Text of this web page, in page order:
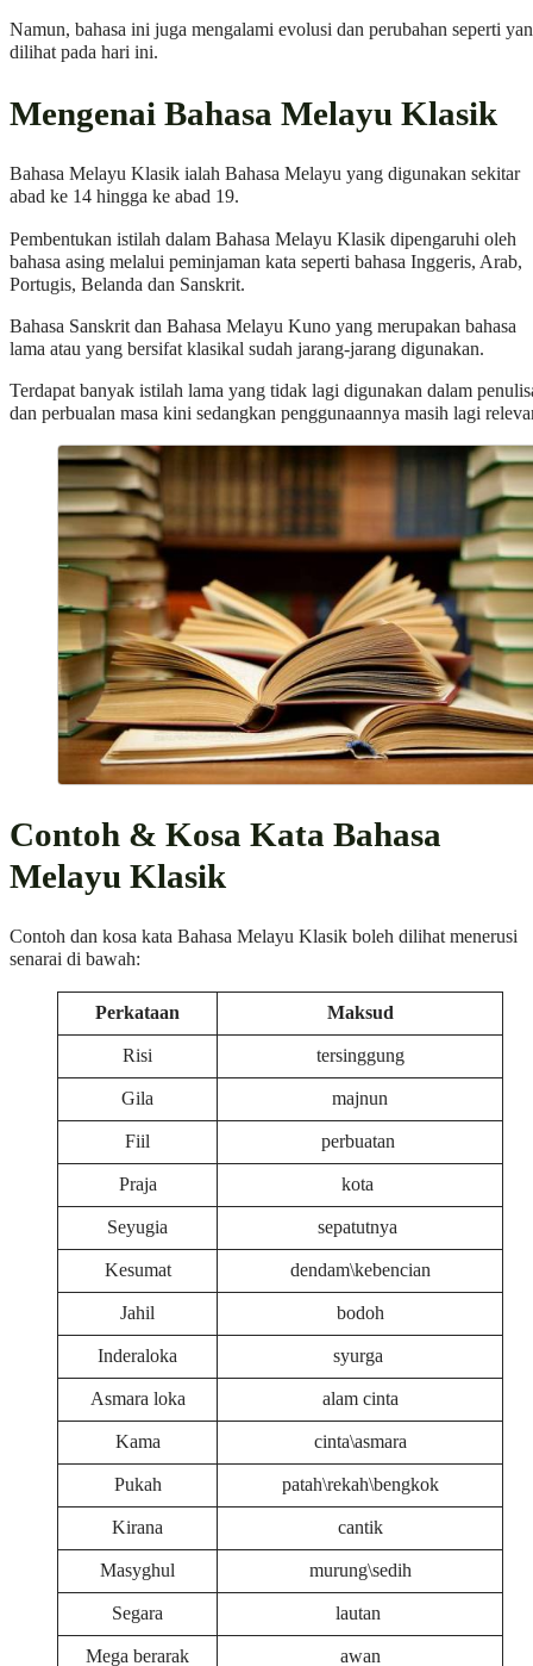
Namun, bahasa ini juga mengalami evolusi dan perubahan seperti
dilihat pada hari ini.
Mengenai Bahasa Melayu Klasik
Bahasa Melayu Klasik ialah Bahasa Melayu yang digunakan sekitar
abad ke 14 hingga ke abad 19.
Pembentukan istilah dalam Bahasa Melayu Klasik dipengaruhi oleh
bahasa asing melalui peminjaman kata seperti bahasa Inggeris, Arab,
Portugis, Belanda dan Sanskrit.
Bahasa Sanskrit dan Bahasa Melayu Kuno yang merupakan bahasa
lama atau yang bersifat klasikal sudah jarang-jarang digunakan.
Terdapat banyak istilah lama yang tidak lagi digunakan dalam
dan perbualan masa kini sedangkan penggunaannya masih lagi
Contoh & Kosa Kata Bahasa
Melayu Klasik
Contoh dan kosa kata Bahasa Melayu Klasik boleh dilihat menerusi
senarai di bawah:
Perkataan
Maksud
Risi
tersinggung
Gila
majnun
Fiil
perbuatan
Praja
kota
Seyugia
sepatutnya
Kesumat
dendam\kebencian
Jahil
bodoh
Inderaloka
syurga
Asmara loka
alam cinta
Kama
cinta\asmara
Pukah
patah\rekah\bengkok
Kirana
cantik
Masyghul
murung\sedih
Segara
lautan
Mega berarak
awan